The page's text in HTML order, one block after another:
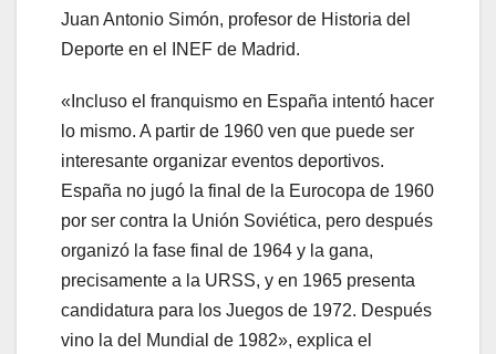
Juan Antonio Simón, profesor de Historia del
Deporte en el INEF de Madrid.
«Incluso el franquismo en España intentó hacer
lo mismo. A partir de 1960 ven que puede ser
interesante organizar eventos deportivos.
España no jugó la final de la Eurocopa de 1960
por ser contra la Unión Soviética, pero después
organizó la fase final de 1964 y la gana,
precisamente a la URSS, y en 1965 presenta
candidatura para los Juegos de 1972. Después
vino la del Mundial de 1982», explica el